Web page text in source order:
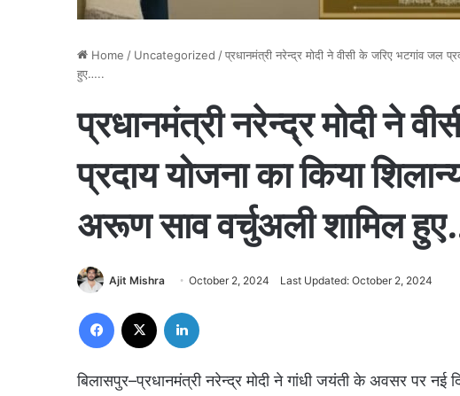
Home / Uncategorized /प्रधानमंत्री नरेन्द्र मोदी ने वीसी के जरिए भटगांव जल
हुए…..
प्रधानमंत्री नरेन्द्र मोदी ने
प्रदाय योजना का किया
अरूण साव वर्चुअली शामिल
Ajit Mishra October 2, 2024 Last Updated: October 2, 2024
Facebook
बिलासपुर–प्रधानमंत्री नरेन्द्र मोदी ने गांधी जयंती के अवसर पर नई